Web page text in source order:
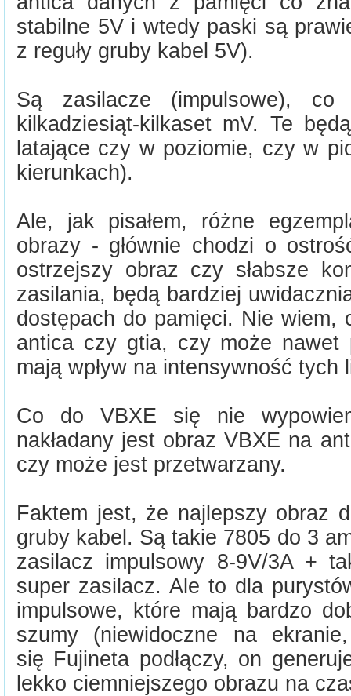
stabilne 5V i wtedy paski są
z reguły gruby kabel 5V).
Są zasilacze (impulsowe),
kilkadziesiąt-kilkaset mV. Te
latające czy w poziomie, czy w
kierunkach).
Ale, jak pisałem, różne
obrazy - głównie chodzi o
ostrzejszy obraz czy słabsze
zasilania, będą bardziej
dostępach do pamięci. Nie wiem,
antica czy gtia, czy może nawet
mają wpływ na intensywność tych
Co do VBXE się nie
nakładany jest obraz VBXE na
czy może jest przetwarzany.
Faktem jest, że najlepszy obraz
gruby kabel. Są takie 7805 do 3
zasilacz impulsowy 8-9V/3A +
super zasilacz. Ale to dla
impulsowe, które mają bardzo
szumy (niewidoczne na
się Fujineta podłączy, on
lekko ciemniejszego obrazu na